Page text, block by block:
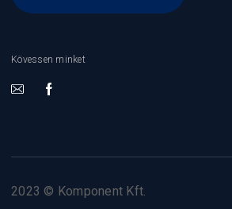
Kövessen minket
2023 © Komponent Kft.